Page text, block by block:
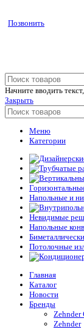
Позвонить
Начните вводить
Закрыть
Меню
Категории
Напольные и
Невидимые
Напольные
Потолочные
Главная
Каталог
Новости
Бренды
Zehnder
Zehnder